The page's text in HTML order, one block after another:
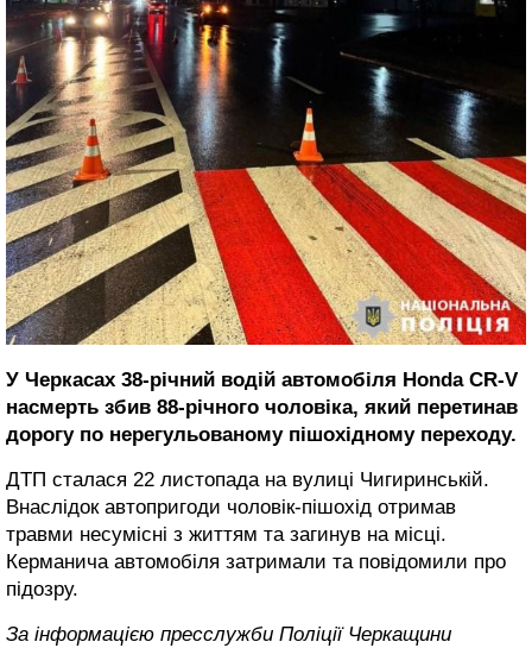
У Черкасах 38-річний водій автомобіля Honda CR-V
насмерть збив 88-річного чоловіка, який перетинав
дорогу по нерегульованому пішохідному переходу.
ДТП сталася 22 листопада на вулиці Чигиринській.
Внаслідок автопригоди чоловік-пішохід отримав
травми несумісні з життям та загинув на місці.
Керманича автомобіля затримали та повідомили про
підозру.
За інформацією пресслужби Поліції Черкащини